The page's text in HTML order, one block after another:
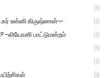
(1)
உன்னி கிருஷ்ணன்-- (1)
பாட்டுமன்றம் (1)
(1)
(1)
(1)